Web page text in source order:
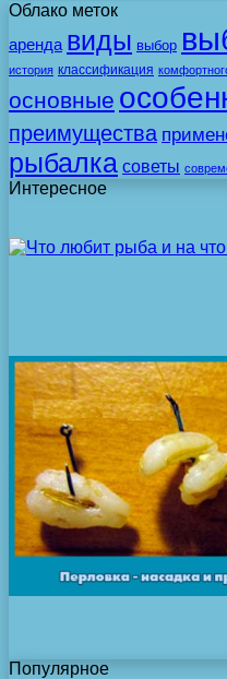
Облако меток
аренда виды выбор
история классификация
основные
преимущества
рыбалка советы
Интересное
Популярное